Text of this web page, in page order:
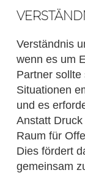
Verständnis
wenn es um
Partner
Situationen
und es
Anstatt
Raum für
Dies fördert
gemeinsam